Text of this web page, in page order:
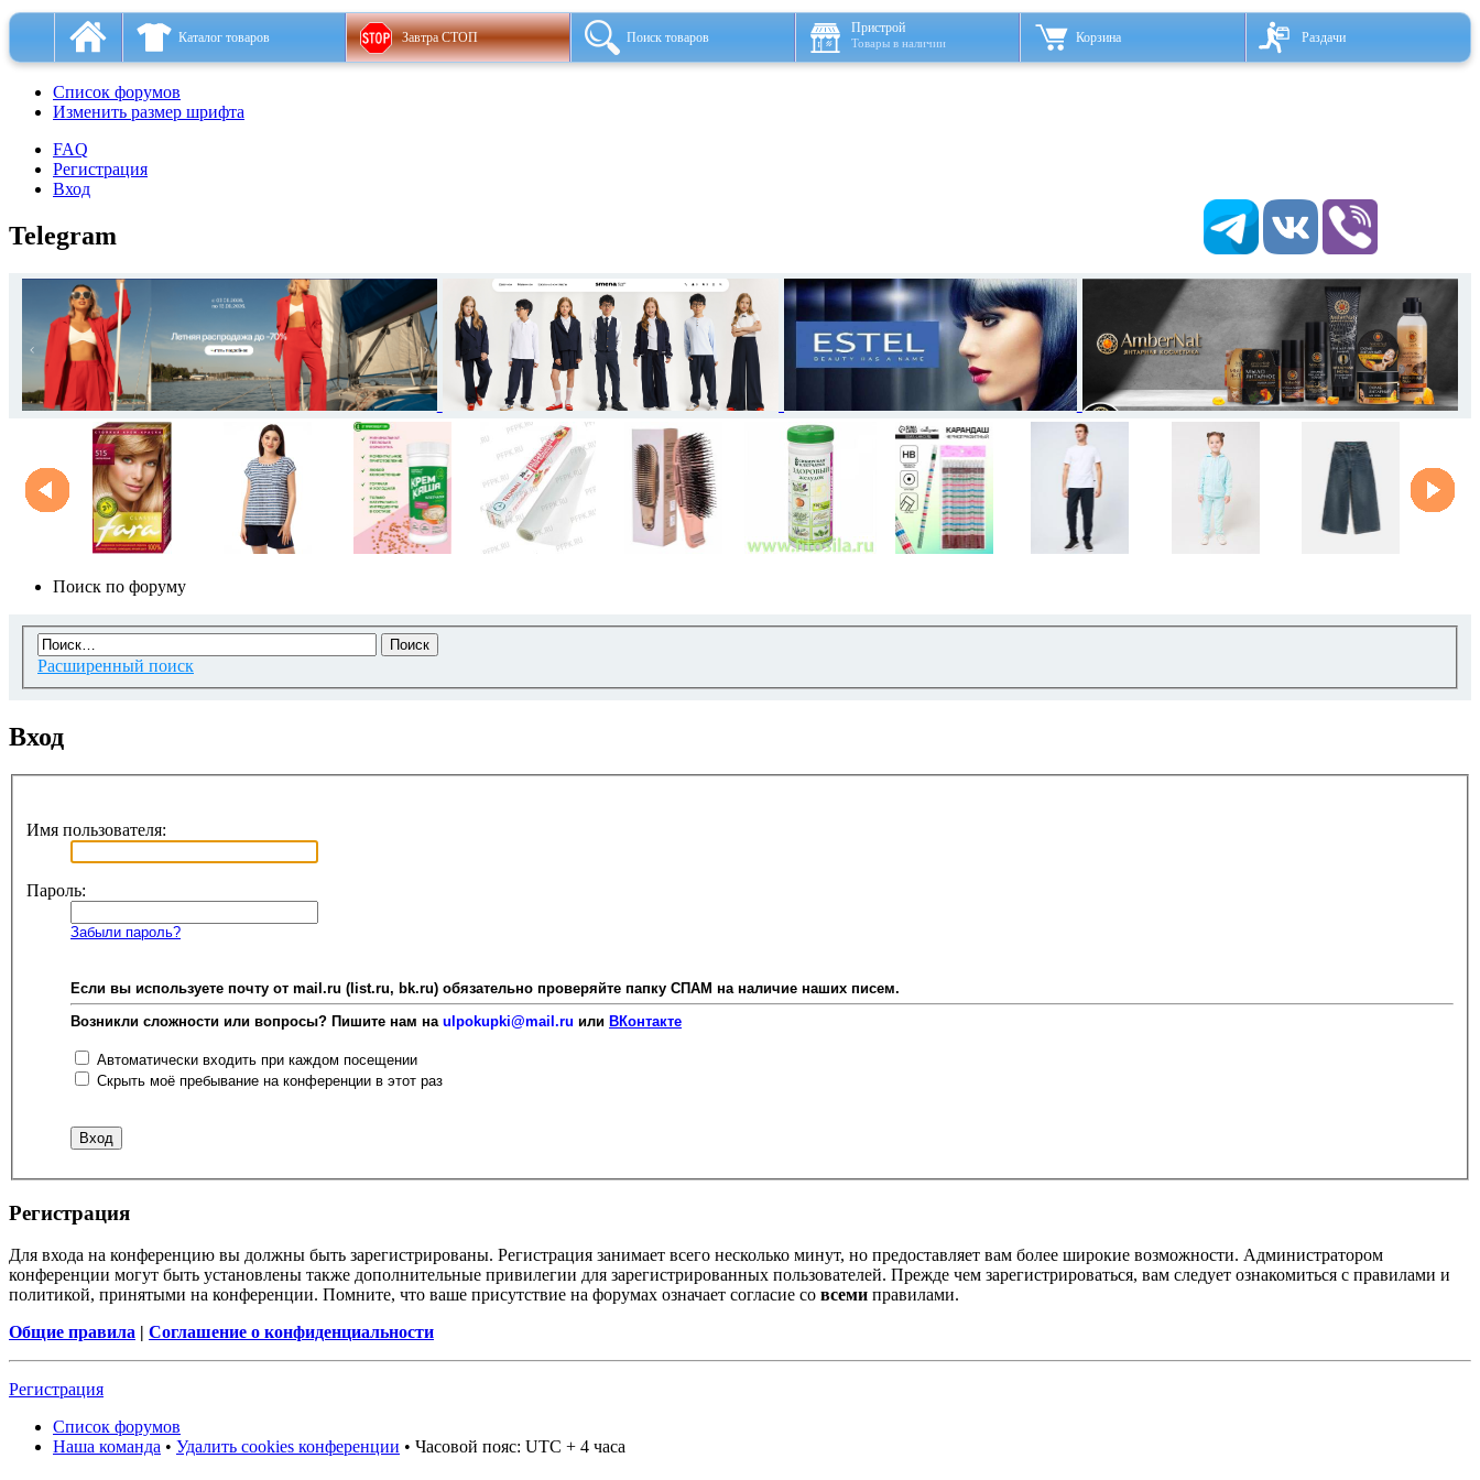
Каталог товаров Завтра СТОП Поиск товаров
Пристрой
Товары в наличии Корзина Раздачи
Список форумов
Изменить размер шрифта
FAQ
Регистрация
Вход
Telegram
Поиск по форуму
Расширенный поиск
Вход
Имя пользователя:
Пароль:
Забыли пароль?
Если вы используете почту от mail.ru (list.ru, bk.ru) обязательно проверяйте папку СПАМ на наличие наших писем.
Возникли сложности или вопросы? Пишите нам на ulpokupki@mail.ru или ВКонтакте
Автоматически входить при каждом посещении
Скрыть моё пребывание на конференции в этот раз
Регистрация
Для входа на конференцию вы должны быть зарегистрированы. Регистрация занимает всего несколько минут, но предоставляет вам более широкие возможности. Администратором
конференции могут быть установлены также дополнительные привилегии для зарегистрированных пользователей. Прежде чем зарегистрироваться, вам следует ознакомиться с правилами и
политикой, принятыми на конференции. Помните, что ваше присутствие на форумах означает согласие со всеми правилами.
Общие правила | Соглашение о конфиденциальности
Регистрация
Список форумов
Наша команда • Удалить cookies конференции • Часовой пояс: UTC + 4 часа